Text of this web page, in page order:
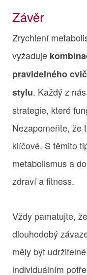
Závěr
Zrychlení
vyžaduje
pravidelného
stylu. Každý z
strategie, které
Nezapomeňte, že
klíčové. S těmito
metabolismus a
zdraví a fitness.
Vždy pamatujte,
dlouhodobý
měly být
individuálním